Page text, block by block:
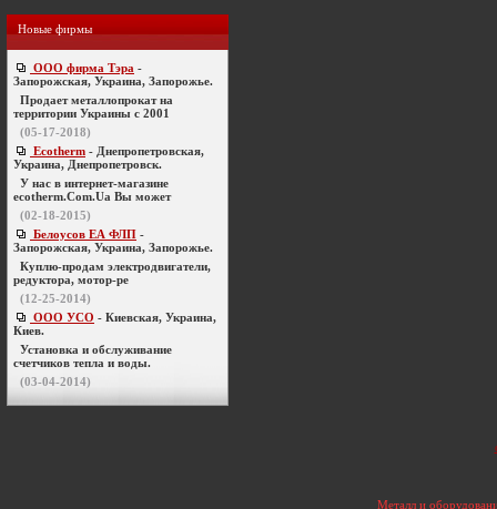
Новые фирмы
ООО фирма Тэра -
Запорожская, Украина, Запорожье.
Продает металлопрокат на
территории Украины с 2001
(05-17-2018)
Ecotherm - Днепропетровская,
Украина, Днепропетровск.
У нас в интернет-магазине
ecotherm.Com.Ua Вы может
(02-18-2015)
Белоусов ЕА ФЛП -
Запорожская, Украина, Запорожье.
Куплю-продам электродвигатели,
редуктора, мотор-ре
(12-25-2014)
ООО УСО - Киевская, Украина,
Киев.
Установка и обслуживание
счетчиков тепла и воды.
(03-04-2014)
Металл и